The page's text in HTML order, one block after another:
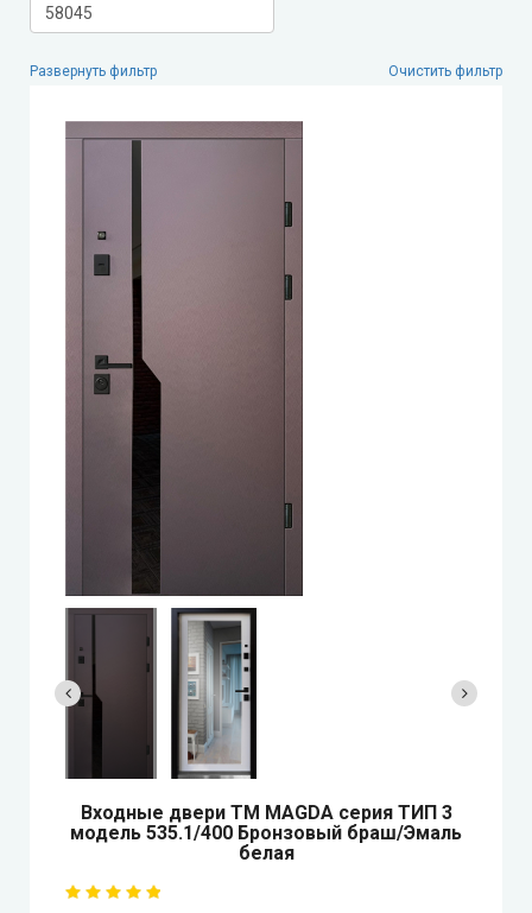
Very Dveri (Вери Двери)
Abwehr (Абвер)
MAGDA (Магда)
ARTIZ (Артиз)
Противопожарные двери
Развернуть фильтр Очистить фильтр
Входные двери ТМ MAGDA серия ТИП 3
модель 535.1/400 Бронзовый браш/Эмаль
белая